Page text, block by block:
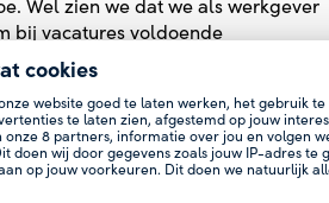
cookies
website goed te laten werken, het gebruik
te laten zien, afgestemd op jouw
onze8 partners, informatie over jou en volgen
doen wij door gegevens zoals jouw IP-adres te
op jouw voorkeuren. Dit doen we natuurlijk
Wel zien we dat we als werkgever
bij vacatures voldoende
van nieuwe generaties
aandacht. Investeren in
arbeidsvoorwaardenpakket
onderscheidend te blijven.